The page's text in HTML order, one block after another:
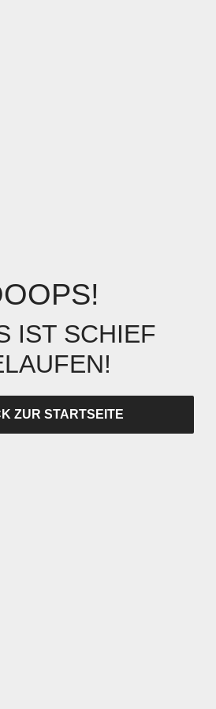
IST SCHIEF
ZUR STARTSEITE